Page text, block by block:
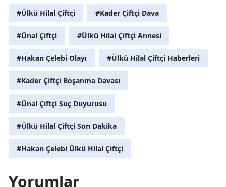
#Ülkü Hilal Çiftçi #Kader Çiftçi Dava
#Ünal Çiftçi #Ülkü Hilal Çiftçi Annesi
#Hakan Çelebi Olayı #Ülkü Hilal Çiftçi Haberleri
#Kader Çiftçi Boşanma Davası
#Ünal Çiftçi Suç Duyurusu
#Ülkü Hilal Çiftçi Son Dakika
#Hakan Çelebi Ülkü Hilal Çiftçi
Yorumlar